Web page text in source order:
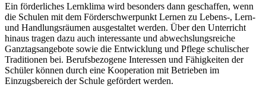
Ein förderliches Lernklima wird besonders dann geschaffen, wenn
die Schulen mit dem Förderschwerpunkt Lernen zu Lebens-, Lern-
und Handlungsräumen ausgestaltet werden. Über den Unterricht
hinaus tragen dazu auch interessante und abwechslungsreiche
Ganztagsangebote sowie die Entwicklung und Pflege schulischer
Traditionen bei. Berufsbezogene Interessen und Fähigkeiten der
Schüler können durch eine Kooperation mit Betrieben im
Einzugsbereich der Schule gefördert werden.